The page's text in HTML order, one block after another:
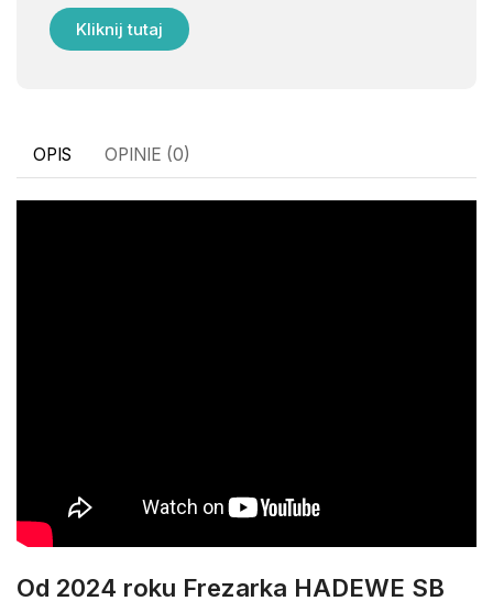
Kliknij tutaj
OPIS OPINIE (0)
Od 2024 roku Frezarka HADEWE SB